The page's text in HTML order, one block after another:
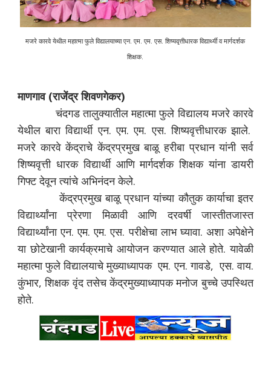
मजरे कारवे येथील महात्मा फुले विद्यालयाच्या एन. एम. एम. एस. शिष्यवृत्तीधारक विद्यार्थ्यी व मार्गदर्शक
शिक्षक.
माणगाव (राजेंद्र शिवणगेकर)
चंदगड तालुक्यातील महात्मा फुले विद्यालय मजरे कारवे
येथील बारा विद्यार्थी एन. एम. एम. एस. शिष्यवृत्तीधारक झाले.
मजरे कारवे केंद्राचे केंद्रप्रमुख बाळू हरीबा प्रधान यांनी सर्व
शिष्यवृत्ती धारक विद्यार्थी आणि मार्गदर्शक शिक्षक यांना डायरी
गिफ्ट देवून त्यांचे अभिनंदन केले.
केंद्रप्रमुख बाळू प्रधान यांच्या कौतुक कार्याचा इतर
विद्यार्थ्यांना प्रेरणा मिळावी आणि दरवर्षी जास्तीतजास्त
विद्यार्थ्यांना एन. एम. एम. एस. परीक्षेचा लाभ घ्यावा. अशा अपेक्षेने
या छोटेखानी कार्यक्रमाचे आयोजन करण्यात आले होते. यावेळी
महात्मा फुले विद्यालयाचे मुख्याध्यापक एम. एन. गावडे, एस. वाय.
कुंभार, शिक्षक वृंद तसेच केंद्रमुख्याध्यापक मनोज बुच्चे उपस्थित
होते.